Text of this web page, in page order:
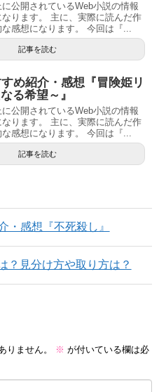
公開されているWeb小説の情報
ります。 主に、実際に読んだ作
感想になります。 今回は『...
記事を読む
め紹介・感想『冒険姫リ
る希望～』
公開されているWeb小説の情報
ります。 主に、実際に読んだ作
感想になります。 今回は『...
記事を読む
・感想『不死殺し』
？見分け方や取り方は？
りません。 ※ が付いている欄は必